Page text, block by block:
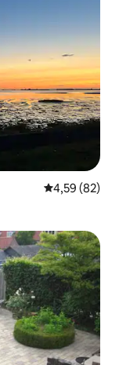
4,59 (82)